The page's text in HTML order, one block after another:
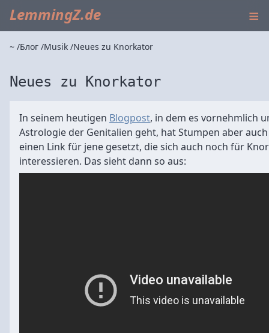
LemmingZ.de ≡
~ Блог Musik Neues zu Knorkator
Neues zu Knorkator
In seinem heutigen Blogpost, in dem es vornehmlich
Astrologie der Genitalien geht, hat Stumpen aber
einen Link für jene gesetzt, die sich auch noch für
interessieren. Das sieht dann so aus: